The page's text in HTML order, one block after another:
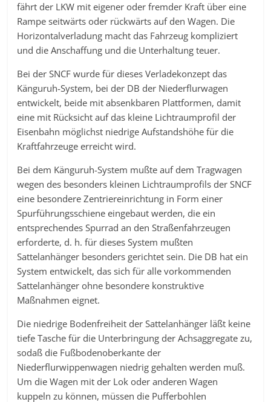
fährt der LKW mit eigener oder fremder Kraft über eine
Rampe seitwärts oder rückwärts auf den Wagen. Die
Horizontalverladung macht das Fahrzeug kompliziert
und die Anschaffung und die Unterhaltung teuer.
Bei der SNCF wurde für dieses Verladekonzept das
Känguruh-System, bei der DB der Niederflurwagen
entwickelt, beide mit absenkbaren Plattformen, damit
eine mit Rücksicht auf das kleine Lichtraumprofil der
Eisenbahn möglichst niedrige Aufstandshöhe für die
Kraftfahrzeuge erreicht wird.
Bei dem Känguruh-System mußte auf dem Tragwagen
wegen des besonders kleinen Lichtraumprofils der SNCF
eine besondere Zentriereinrichtung in Form einer
Spurführungsschiene eingebaut werden, die ein
entsprechendes Spurrad an den Straßenfahrzeugen
erforderte, d. h. für dieses System mußten
Sattelanhänger besonders gerichtet sein. Die DB hat ein
System entwickelt, das sich für alle vorkommenden
Sattelanhänger ohne besondere konstruktive
Maßnahmen eignet.
Die niedrige Bodenfreiheit der Sattelanhänger läßt keine
tiefe Tasche für die Unterbringung der Achsaggregate zu,
sodaß die Fußbodenoberkante der
Niederflurwippenwagen niedrig gehalten werden muß.
Um die Wagen mit der Lok oder anderen Wagen
kuppeln zu können, müssen die Pufferbohlen